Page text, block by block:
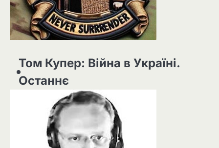
Том Купер: Війна в Україні.
Останнє